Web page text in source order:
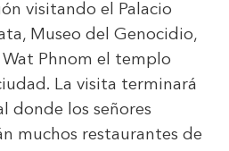
visitando el Palacio
Museo del Genocidio,
Phnom el templo
La visita terminará
donde los señores
muchos restaurantes de